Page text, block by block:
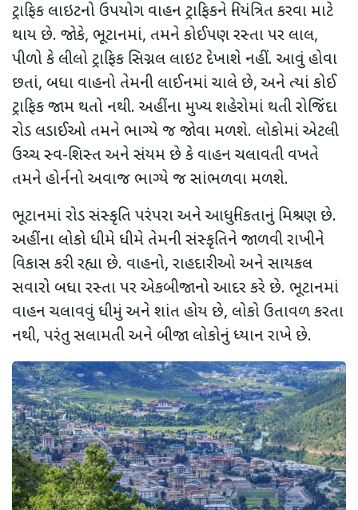
ટ્રાફિક લાઇટનો ઉપયોગ વાહન ટ્રાફિકને નિયંત્રિત કરવા માટે
થાય છે. જોકે, ભૂટાનમાં, તમને કોઈપણ રસ્તા પર લાલ,
પીળો કે લીલો ટ્રાફિક સિગ્નલ લાઇટ દેખાશે નહીં. આવું હોવા
છતાં, બધા વાહનો તેમની લાઈનમાં ચાલે છે, અને ત્યાં કોઈ
ટ્રાફિક જામ થતો નથી. અહીંના મુખ્ય શહેરોમાં થતી રોજિંદા
રોડ લડાઈઓ તમને ભાગ્યે જ જોવા મળશે. લોકોમાં એટલી
ઉચ્ચ સ્વ-શિસ્ત અને સંયમ છે કે વાહન ચલાવતી વખતે
તમને હોર્નનો અવાજ ભાગ્યે જ સાંભળવા મળશે.
ભૂટાનમાં રોડ સંસ્કૃતિ પરંપરા અને આધુનિકતાનું મિશ્રણ છે.
અહીંના લોકો ધીમે ધીમે તેમની સંસ્કૃતિને જાળવી રાખીને
વિકાસ કરી રહ્યા છે. વાહનો, રાહદારીઓ અને સાયકલ
સવારો બધા રસ્તા પર એકબીજાનો આદર કરે છે. ભૂટાનમાં
વાહન ચલાવવું ધીમું અને શાંત હોય છે, લોકો ઉતાવળ કરતા
નથી, પરંતુ સલામતી અને બીજા લોકોનું ધ્યાન રાખે છે.